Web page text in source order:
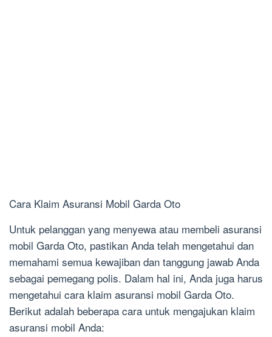
Cara Klaim Asuransi Mobil Garda Oto
Untuk pelanggan yang menyewa atau membeli asuransi
mobil Garda Oto, pastikan Anda telah mengetahui dan
memahami semua kewajiban dan tanggung jawab Anda
sebagai pemegang polis. Dalam hal ini, Anda juga harus
mengetahui cara klaim asuransi mobil Garda Oto.
Berikut adalah beberapa cara untuk mengajukan klaim
asuransi mobil Anda: